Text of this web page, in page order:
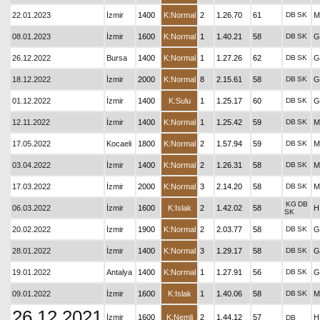
22.01.2023 İzmir 1400 K:Normal 2 1.26.70 61 DB SK
08.01.2023 İzmir 1600 K:Normal 1 1.40.21 58 DB SK
26.12.2022 Bursa 1400 K:Normal 1 1.27.26 62 DB SK
18.12.2022 İzmir 2000 K:Normal 8 2.15.61 58 DB SK
01.12.2022 İzmir 1400 K:Sulu 1 1.25.17 60 DB SK
12.11.2022 İzmir 1400 K:Normal 1 1.25.42 59 DB SK
17.05.2022 Kocaeli 1800 K:Normal 2 1.57.94 59 DB SK
03.04.2022 İzmir 1400 K:Normal 2 1.26.31 58 DB SK
17.03.2022 İzmir 2000 K:Normal 3 2.14.20 58 DB SK
06.03.2022 İzmir 1600 K:Islak 2 1.42.02 58 KG DB
SK
20.02.2022 İzmir 1900 K:Normal 2 2.03.77 58 DB SK
28.01.2022 İzmir 1400 K:Normal 3 1.29.17 58 DB SK
19.01.2022 Antalya 1400 K:Normal 1 1.27.91 56 DB SK
09.01.2022 İzmir 1600 K:Islak 1 1.40.06 58 DB SK
İzmir 1600 K:Nemli 2 1.44.12 57 DB